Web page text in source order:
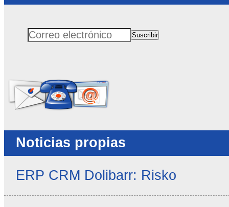
Correo electrónicoSuscribir
Noticias propias
ERP CRM Dolibarr: Risko